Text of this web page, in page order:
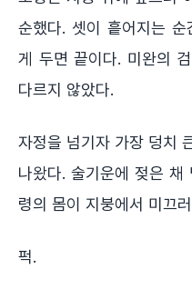
순했다. 셋이 흩어지는 순
게 두면 끝이다. 미완의
다르지 않았다.
자정을 넘기자 가장 덩치
나왔다. 술기운에 젖은 채
령의 몸이 지붕에서 미끄
퍽.